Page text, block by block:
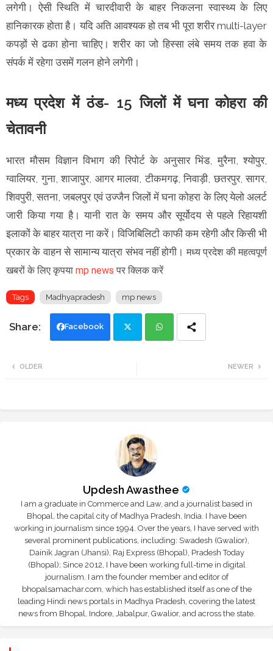
लगेगी। ऐसी स्थिति में चारदीवारी के बाहर निकलना स्वास्थ्य के लिए
हानिकारक होता है। यदि अति आवश्यक हो तब भी पूरा शरीर multi-layer
कपड़ों से ढका होना चाहिए। शरीर का जो हिस्सा लंबे समय तक हवा के
संपर्क में रहेगा उसमें गलन होने लगेगी।
मध्य प्रदेश में ठंड- 15 जिलों में घना कोहरा की
चेतावनी
भारत मौसम विज्ञान विभाग की रिपोर्ट के अनुसार भिंड, मुरैना, श्योपुर,
ग्वालियर, गुना, शाजापुर, आगर मालवा, टीकमगढ़, निवाड़ी, छतरपुर, सागर,
शिवपुरी, सतना, जबलपुर एवं उज्जैन जिलों में घना कोहरा के लिए येलो अलर्ट
जारी किया गया है। यानी रात के समय और सूर्योदय से पहले रिहायशी
इलाकों के बाहर यात्रा ना करें। विजिबिलिटी काफी कम रहेगी और किसी भी
प्रकार के वाहन से सामान्य यात्रा संभव नहीं होगी। मध्य प्रदेश की महत्वपूर्ण
खबरों के लिए कृपया mp news पर क्लिक करें
Tags Madhyapradesh mp news
Facebook
NEWER
OLDER
Updesh Awasthee
I am a graduate in Commerce and Law, and a journalist based in
Bhopal, the capital city of Madhya Pradesh, India. I have been
working in journalism since 1994. Over the years, I have served with
several prominent publications, including: Swadesh (Gwalior),
Dainik Jagran (Jhansi), Raj Express (Bhopal), Pradesh Today
(Bhopal); Since 2012, I have been working full-time in digital
journalism. I am the founder member and editor of
bhopalsamachar.com, which has established itself as one of the
leading Hindi news portals in Madhya Pradesh, covering the latest
news from Bhopal, Indore, Jabalpur, Gwalior, and across the state.